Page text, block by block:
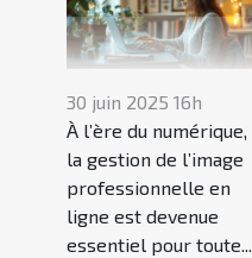
30 juin 2025 16h
À l’ère du numérique,
la gestion de l’image
professionnelle en
ligne est devenue
essentiel pour toute...